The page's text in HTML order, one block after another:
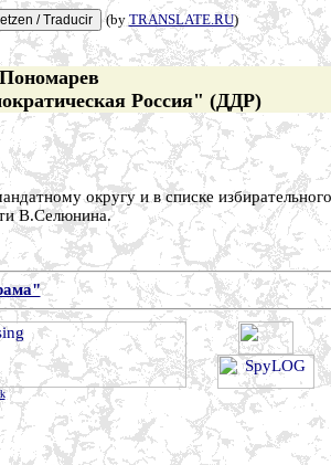
(byTRANSLATE.RU)
Россия" (ДДР)
округу и в списке
В.Селюнина.